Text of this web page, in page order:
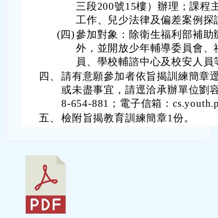
三段200號15樓）辦理；課程
工作、兒少法律及偏差案例探
(四)參加對象：除衛生福利部補
外，並開放少年輔導委員會
員、學校輔諮中心及校安人員
四、 請有意願參加者依旨揭訓練簡章
或未盡事宜，請逕洽承辦單位劉
8-654-881；電子信箱：
五、 檢附旨揭教育訓練簡章1份。